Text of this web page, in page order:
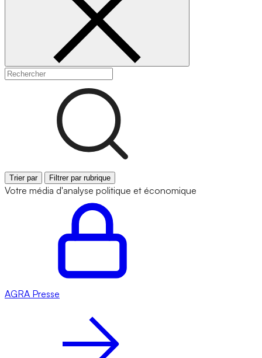
Trier par Filtrer par rubrique
Votre média d'analyse politique et économique
AGRA Presse